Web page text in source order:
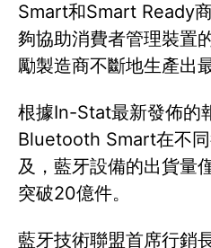
Smart和Smart Ready
夠協助消費者管理裝置
勵製造商不斷地生產出
根據In-Stat最新發佈的
Bluetooth Smart在不
及，藍牙設備的出貨量
突破20億件。
藍牙技術聯盟首席行銷